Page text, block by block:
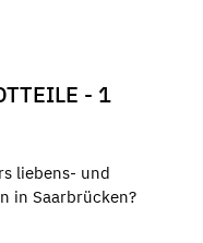
- 1
liebens- und
in Saarbrücken?